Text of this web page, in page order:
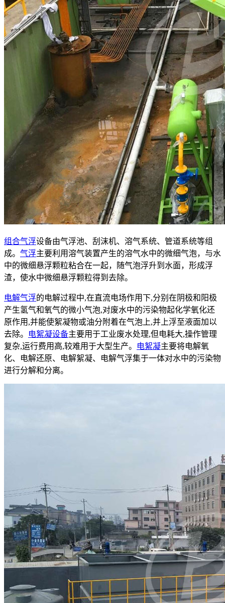
组合气浮设备由气浮池、刮沫机、溶气系统、管道系统等组
成。 气浮主要利用溶气装置产生的溶气水中的微细气泡，与水
中的微细悬浮颗粒粘合在一起，随气泡浮升到水面，形成浮
渣，使水中微细悬浮颗粒得到去除。
电解气浮的电解过程中,在直流电场作用下,分别在阴极和阳极
产生氢气和氧气的微小气泡,对废水中的污染物起化学氧化还
原作用,并能使絮凝物或油分附着在气泡上,并上浮至液面加以
去除。
电絮凝设备主要用于工业废水处理,但电耗大,操作管理
复杂,运行费用高,较难用于大型生产。
电絮凝主要将电解氧
化、电解还原、电解絮凝、电解气浮集于一体对水中的污染物
进行分解和分离。